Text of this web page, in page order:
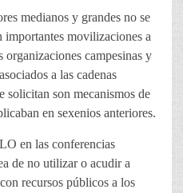
medianos y grandes no se
importantes movilizaciones a
campesinas y
a las cadenas
solicitan son mecanismos de
en sexenios anteriores.
en las conferencias
de no utilizar o acudir a
recursos públicos a los